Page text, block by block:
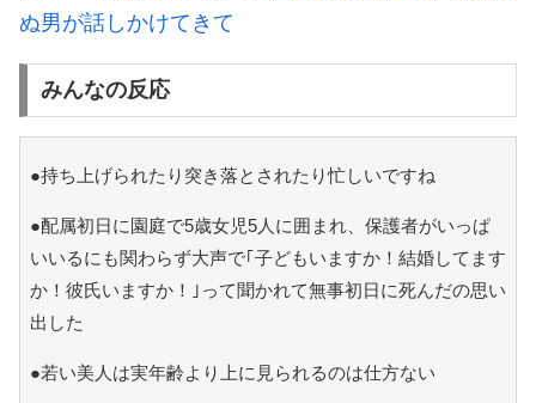
ぬ男が話しかけてきて
みんなの反応
●持ち上げられたり突き落とされたり忙しいですね
●配属初日に園庭で5歳女児5人に囲まれ、保護者がいっぱ
いいるにも関わらず大声で｢子どもいますか！結婚してます
か！彼氏いますか！｣って聞かれて無事初日に死んだの思い
出した
●若い美人は実年齢より上に見られるのは仕方ない